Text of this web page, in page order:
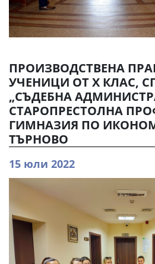
ПРОИЗВОДСТВЕНА
УЧЕНИЦИ ОТ Х КЛАС,
„СЪДЕБНА
СТАРОПРЕСТОЛНА
ГИМНАЗИЯ ПО
ТЪРНОВО
15 юли 2022